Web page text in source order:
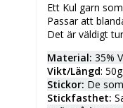
Ett Kul garn
Passar att
Det är väldigt
Material: 35%
Vikt/Längd:
Stickor: De
Stickfasthet: